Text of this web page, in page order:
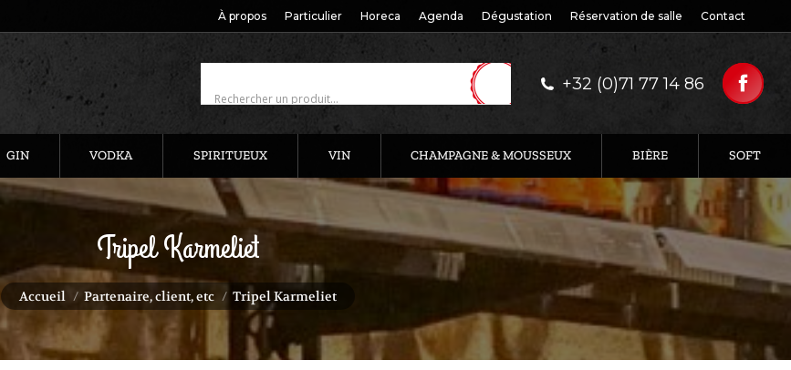
À propos Particulier Horeca Agenda Dégustation Réservation de salle Contact
+32 (0)71 77 14 86
GIN VODKA SPIRITUEUX VIN CHAMPAGNE & MOUSSEUX BIÈRE SOFT
Tripel Karmeliet
Vous êtes ici :
Accueil Partenaire, client, etc Tripel Karmeliet